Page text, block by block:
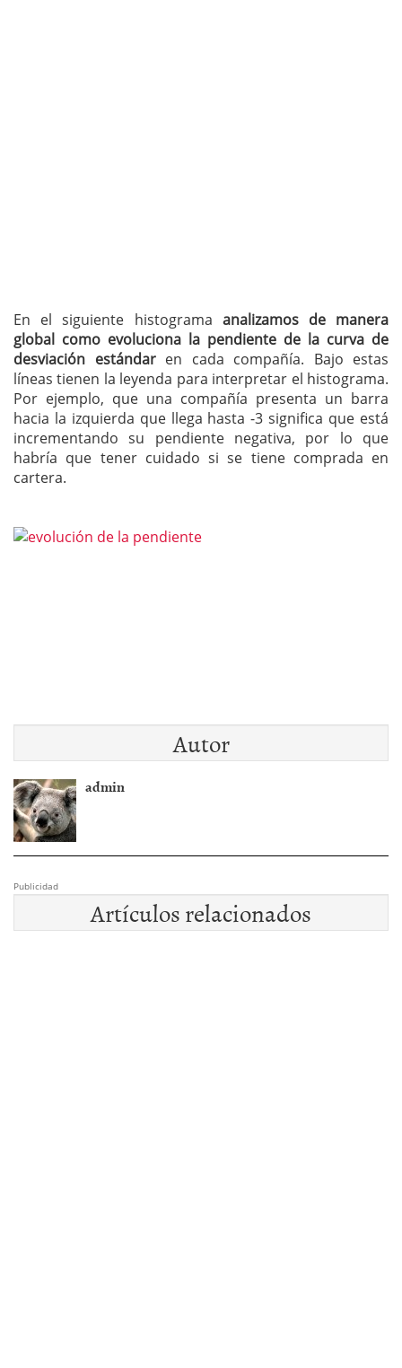
En el siguiente histograma analizamos de manera
global como evoluciona la pendiente de la curva de
desviación estándaren cada compañía. Bajo estas
líneas tienen la leyenda para interpretar el histograma.
Por ejemplo, que una compañía presenta un barra
hacia la izquierda que llega hasta -3 significa que está
incrementando su pendiente negativa, por lo que
habría que tener cuidado si se tiene comprada en
cartera.
Autor
admin
Publicidad
Artículos relacionados